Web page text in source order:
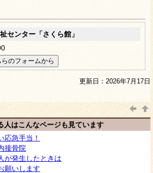
センター「さくら館」
更新日：2026年7月17日
人はこんなページも見ています
応急手当！
接骨院
が発生したときは
願いします